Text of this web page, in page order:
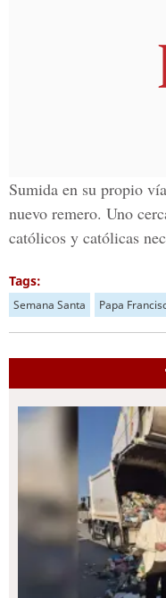
Sumida en su propio
nuevo remero. Uno
católicos y católicas
Tags:
Semana Santa Papa